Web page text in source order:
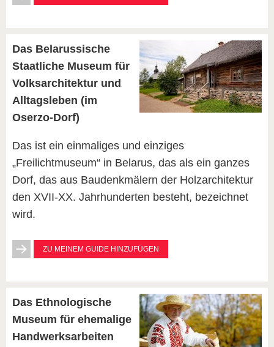
Das Belarussische
Staatliche Museum für
Volksarchitektur und
Alltagsleben (im
Oserzo-Dorf)
Das ist ein einmaliges und einziges
„Freilichtmuseum“ in Belarus, das als ein ganzes
Dorf, das aus Baudenkmälern der Holzarchitektur
den XVII-ХХ. Jahrhunderten besteht, bezeichnet
wird.
ZU MEINEM GUIDE HINZUFÜGEN
Das Ethnologische
Museum für ehemalige
Handwerksarbeiten